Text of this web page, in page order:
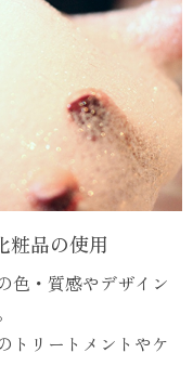
粧品の使用
色・質感やデザイン
トリートメントやケ